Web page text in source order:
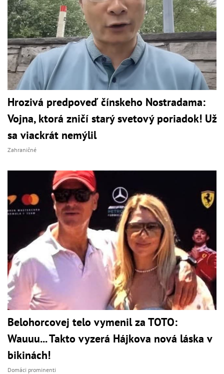
Hrozivá predpoveď čínskeho Nostradama:
Vojna, ktorá zničí starý svetový poriadok! Už
sa viackrát nemýlil
Zahraničné
Belohorcovej telo vymenil za TOTO:
Wauuu... Takto vyzerá Hájkova nová láska v
bikinách!
Domáci prominenti